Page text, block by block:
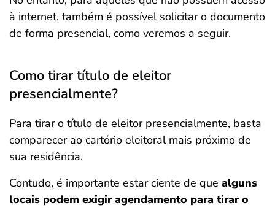
à internet, também é possível solicitar o documento
de forma presencial, como veremos a seguir.
Como tirar título de eleitor
presencialmente?
Para tirar o título de eleitor presencialmente, basta
comparecer ao cartório eleitoral mais próximo de
sua residência.
Contudo, é importante estar ciente de que alguns
locais podem exigir agendamento para tirar o